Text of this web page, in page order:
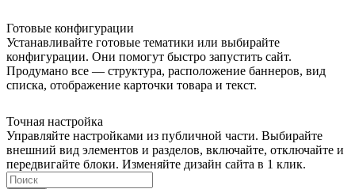
Готовые конфигурации
Устанавливайте готовые тематики или выбирайте
конфигурации. Они помогут быстро запустить сайт.
Продумано все — структура, расположение баннеров, вид
списка, отображение карточки товара и текст.
Точная настройка
Управляйте настройками из публичной части. Выбирайте
внешний вид элементов и разделов, включайте, отключайте и
передвигайте блоки. Изменяйте дизайн сайта в 1 клик.